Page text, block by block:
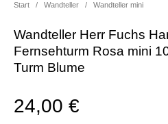
Start / Wandteller / Wandteller mini
Wandteller Herr Fuchs
Fernsehturm Rosa mini
Turm Blume
24,00€